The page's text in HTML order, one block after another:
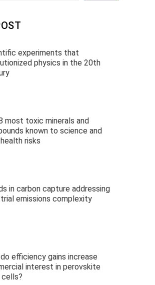
experiments that
physics in the 20th
most toxic minerals and
known to science and
risks
in carbon capture addressing
emissions complexity
efficiency gains increase
interest in perovskite